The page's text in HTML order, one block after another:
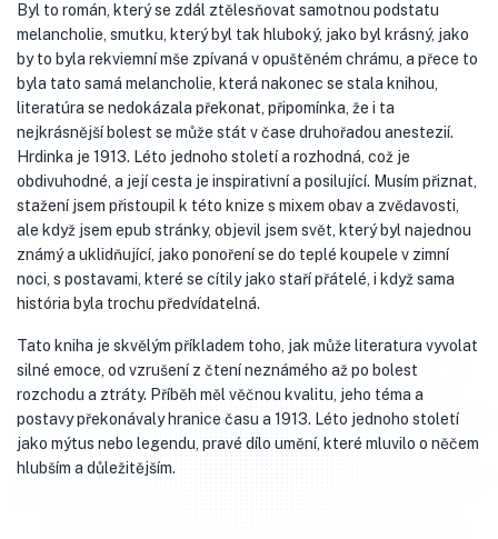
Byl to román, který se zdál ztělesňovat samotnou podstatu
melancholie, smutku, který byl tak hluboký, jako byl krásný, jako
by to byla rekviemní mše zpívaná v opuštěném chrámu, a přece to
byla tato samá melancholie, která nakonec se stala knihou,
literatúra se nedokázala překonat, připomínka, že i ta
nejkrásnější bolest se může stát v čase druhořadou anestezií.
Hrdinka je 1913. Léto jednoho století a rozhodná, což je
obdivuhodné, a její cesta je inspirativní a posilující. Musím přiznat,
stažení jsem přistoupil k této knize s mixem obav a zvědavosti,
ale když jsem epub stránky, objevil jsem svět, který byl najednou
známý a uklidňující, jako ponoření se do teplé koupele v zimní
noci, s postavami, které se cítily jako staří přátelé, i když sama
história byla trochu předvídatelná.
Tato kniha je skvělým příkladem toho, jak může literatura vyvolat
silné emoce, od vzrušení z čtení neznámého až po bolest
rozchodu a ztráty. Příběh měl věčnou kvalitu, jeho téma a
postavy překonávaly hranice času a 1913. Léto jednoho století
jako mýtus nebo legendu, pravé dílo umění, které mluvilo o něčem
hlubším a důležitějším.